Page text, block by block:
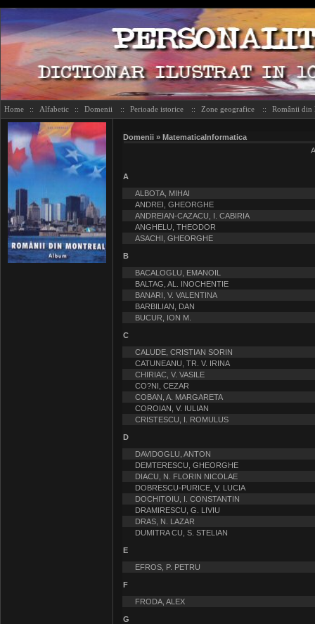
Home :: Alfabetic :: Domenii :: Perioade istorice :: Zone geografice :: Românii din
Domenii » MatematicaInformatica
A
A
ALBOTA, MIHAI
ANDREI, GHEORGHE
ANDREIAN-CAZACU, I. CABIRIA
ANGHELU, THEODOR
ASACHI, GHEORGHE
B
BACALOGLU, EMANOIL
BALTAG, AL. INOCHENTIE
BANARI, V. VALENTINA
BARBILIAN, DAN
BUCUR, ION M.
C
CALUDE, CRISTIAN SORIN
CATUNEANU, TR. V. IRINA
CHIRIAC, V. VASILE
CO?NI, CEZAR
COBAN, A. MARGARETA
COROIAN, V. IULIAN
CRISTESCU, I. ROMULUS
D
DAVIDOGLU, ANTON
DEMTERESCU, GHEORGHE
DIACU, N. FLORIN NICOLAE
DOBRESCU-PURICE, V. LUCIA
DOCHITOIU, I. CONSTANTIN
DRAMIRESCU, G. LIVIU
DRAS, N. LAZAR
DUMITRA CU, S. STELIAN
E
EFROS, P. PETRU
F
FRODA, ALEX
G